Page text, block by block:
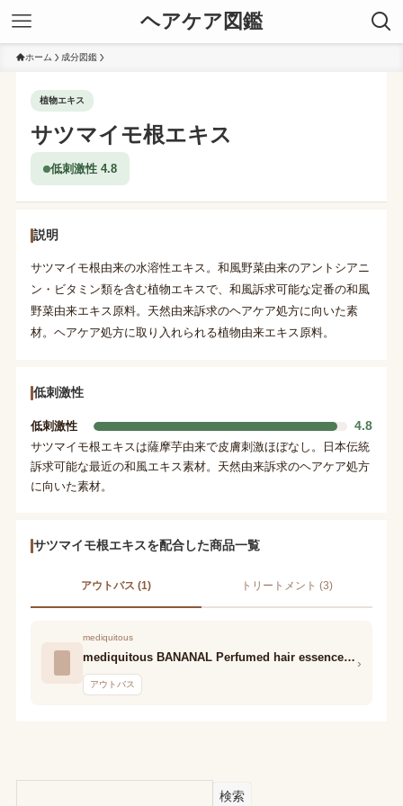
ヘアケア図鑑
ホーム 成分図鑑
植物エキス
サツマイモ根エキス
低刺激性 4.8
説明
サツマイモ根由来の水溶性エキス。和風野菜由来のアントシアニ
ン・ビタミン類を含む植物エキスで、和風訴求可能な定番の和風
野菜由来エキス原料。天然由来訴求のヘアケア処方に向いた素
材。ヘアケア処方に取り入れられる植物由来エキス原料。
低刺激性
低刺激性 4.8
サツマイモ根エキスは薩摩芋由来で皮膚刺激ほぼなし。日本伝統
訴求可能な最近の和風エキス素材。天然由来訴求のヘアケア処方
に向いた素材。
サツマイモ根エキスを配合した商品一覧
アウトバス (1) トリートメント (3)
mediquitous
mediquitous BANANAL Perfumed hair essence Peach Floral Musk
アウトバス
›
検索